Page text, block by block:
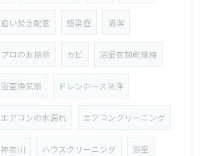
追い焚き配管 感染症 清潔
プロのお掃除 カビ 浴室衣類乾燥機
浴室換気扇 ドレンホース洗浄
エアコンの水漏れ エアコンクリーニング
神奈川 ハウスクリーニング 浴室